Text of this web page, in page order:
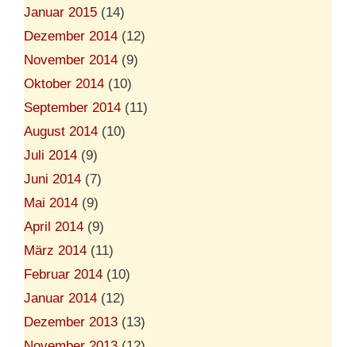
Januar 2015 (14)
Dezember 2014 (12)
November 2014 (9)
Oktober 2014 (10)
September 2014 (11)
August 2014 (10)
Juli 2014 (9)
Juni 2014 (7)
Mai 2014 (9)
April 2014 (9)
März 2014 (11)
Februar 2014 (10)
Januar 2014 (12)
Dezember 2013 (13)